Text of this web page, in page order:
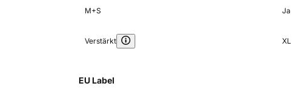
M+S Ja
Verstärkt XL
EU Label